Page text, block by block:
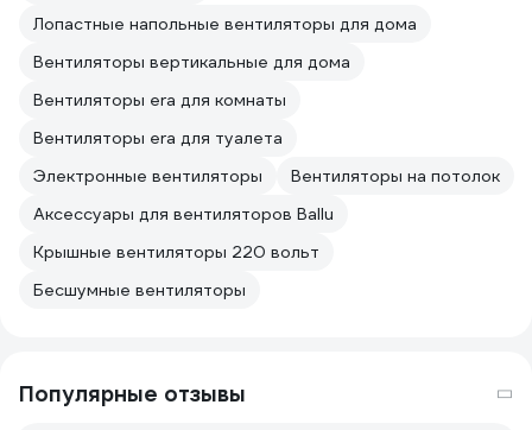
Лопастные напольные вентиляторы для дома
Вентиляторы вертикальные для дома
Вентиляторы era для комнаты
Вентиляторы era для туалета
Электронные вентиляторы
Вентиляторы на потолок
Аксессуары для вентиляторов Ballu
Крышные вентиляторы 220 вольт
Бесшумные вентиляторы
Популярные отзывы